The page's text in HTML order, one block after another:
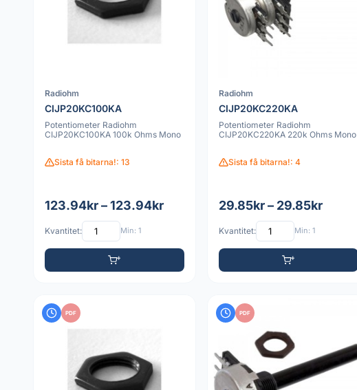
Radiohm
CIJP20KC100KA
Potentiometer Radiohm
CIJP20KC100KA 100k Ohms Mono
Sista få bitarna!: 13
123.94kr – 123.94kr
Kvantitet: Min: 1
Radiohm
CIJP20KC220KA
Potentiometer Radiohm
CIJP20KC220KA 220k Ohms Mono
Sista få bitarna!: 4
29.85kr – 29.85kr
Kvantitet: Min: 1
PDF PDF